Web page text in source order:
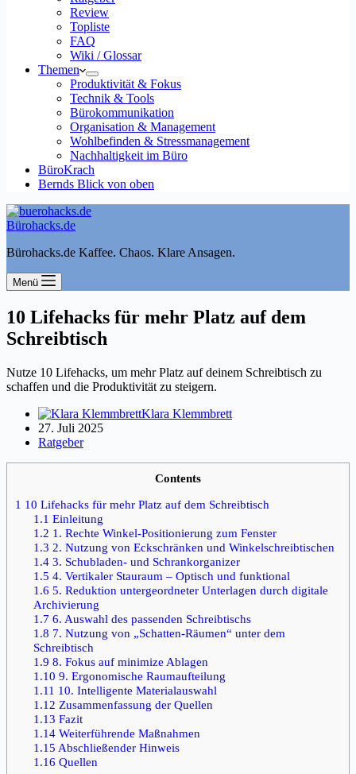
Review
Topliste
FAQ
Wiki / Glossar
Themen
Produktivität & Fokus
Technik & Tools
Bürokommunikation
Organisation & Management
Wohlbefinden & Stressmanagement
Nachhaltigkeit im Büro
BüroKrach
Bernds Blick von oben
Bürohacks.de
Bürohacks.de Kaffee. Chaos. Klare Ansagen.
Menü
10 Lifehacks für mehr Platz auf dem
Schreibtisch
Nutze 10 Lifehacks, um mehr Platz auf deinem Schreibtisch zu
schaffen und die Produktivität zu steigern.
Klara Klemmbrett
27. Juli 2025
Ratgeber
Contents
1 10 Lifehacks für mehr Platz auf dem Schreibtisch
1.1 Einleitung
1.2 1. Rechte Winkel-Positionierung zum Fenster
1.3 2. Nutzung von Eckschränken und Winkelschreibtischen
1.43. Schubladen- und Schrankorganizer
1.5 4. Vertikaler Stauraum – Optisch und funktional
1.6 5. Reduktion untergeordneter Unterlagen durch digitale
Archivierung
1.7 6. Auswahl des passenden Schreibtischs
1.8 7. Nutzung von „Schatten-Räumen“ unter dem
Schreibtisch
1.9 8. Fokus auf minimize Ablagen
1.10 9. Ergonomische Raumaufteilung
1.11 10. Intelligente Materialauswahl
1.12 Zusammenfassung der Quellen
1.13 Fazit
1.14Weiterführende Maßnahmen
1.15 Abschließender Hinweis
1.16 Quellen